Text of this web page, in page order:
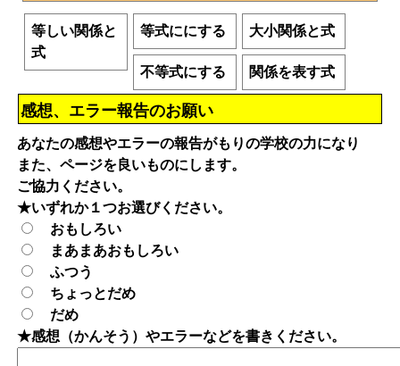
等しい関係と
式
等式ににする 大小関係と式
不等式にする 関係を表す式
感想、エラー報告のお願い
あなたの感想やエラーの報告がもりの学校の力になり
また、ページを良いものにします。
ご協力ください。
★いずれか１つお選びください。
おもしろい
まあまあおもしろい
ふつう
ちょっとだめ
だめ
★感想（かんそう）やエラーなどを書きください。